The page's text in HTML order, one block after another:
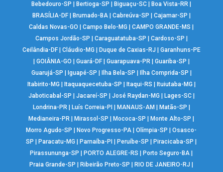
Bebedouro-SP
Bertioga-SP Biguaçu-SC Boa Vista-RR
BRASÍLIA-DF| Brumado-BA| Cabreúva-SP Cajamar-SP
Caldas Novas-GO
|Campo Belo-MG |CAMPO GRANDE-MS
Campos Jordão-SP
Caraguatatuba-SP Cardoso-SP
Ceilândia-DF| Cláudio-MG Duque de Caxias-RJ
Garanhuns-PE
GOIÂNIA-GO Guará-DF| Guarapuava-PR| Guariba-SP
Guarujá-SP
Iguapé-SP Ilha Bela-SP Ilha Comprida-SP
Itabirito-MG
Itaquaquecetuba-SP Itaqui-RS Ituiutaba-MG
Jaboticabal-SP
Jacareí-SP José Raydan-MG Lages-SC|
Londrina-PR| Luís Correia-PI MANAUS-AM Matão-SP
Medianeira-PR
Mirassol-SP Mococa-SP Monte Alto-SP
Morro Agudo-SP
Novo Progresso-PA |Olímpia-SP |Osasco-
SP
Paracatu-MG Parnaíba-PI Peruíbe-SP Piracicaba-SP
Pirassununga-SP
PORTO ALEGRE-RS Porto Seguro-BA
Praia Grande-SP
Ribeirão Preto-SP RIO DE JANEIRO-RJ